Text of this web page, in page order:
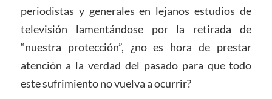
periodistas y generales en lejanos estudios de
televisión lamentándose por la retirada de
“nuestra protección”, ¿no es hora de prestar
atención a la verdad del pasado para que todo
este sufrimiento no vuelva a ocurrir?